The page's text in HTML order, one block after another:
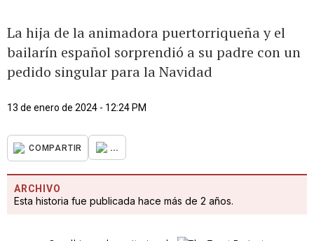
La hija de la animadora puertorriqueña y el
bailarín español sorprendió a su padre con un
pedido singular para la Navidad
13 de enero de 2024 - 12:24 PM
COMPARTIR ...
ARCHIVO
Esta historia fue publicada hace más de 2 años.